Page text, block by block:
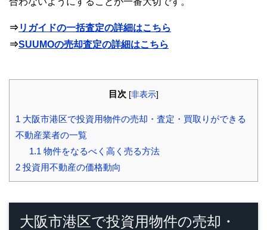
⇒リガイドの一括査定の詳細はこちら
⇒SUUMOの売却査定の詳細はこちら
目次 [非表示]
1 大阪市港区で投資用物件の売却・査定・買取りができる
不動産業者の一覧
1.1 物件をなるべく高く売る方法
2 投資用不動産の価格動向
大阪市港区で投資用物件の売却・